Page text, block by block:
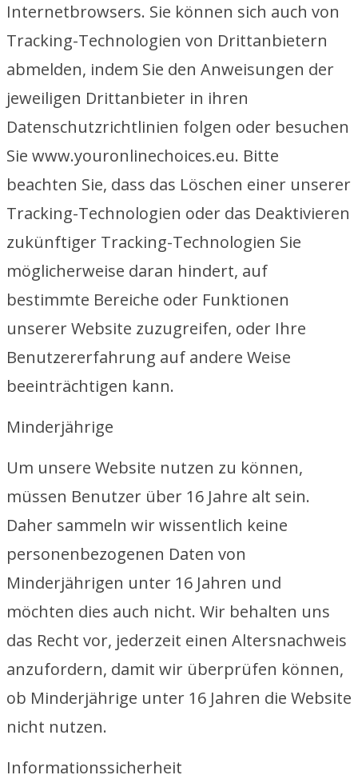
Internetbrowsers. Sie können sich auch von
Tracking-Technologien von Drittanbietern
abmelden, indem Sie den Anweisungen der
jeweiligen Drittanbieter in ihren
Datenschutzrichtlinien folgen oder besuchen
Sie www.youronlinechoices.eu. Bitte
beachten Sie, dass das Löschen einer unserer
Tracking-Technologien oder das Deaktivieren
zukünftiger Tracking-Technologien Sie
möglicherweise daran hindert, auf
bestimmte Bereiche oder Funktionen
unserer Website zuzugreifen, oder Ihre
Benutzererfahrung auf andere Weise
beeinträchtigen kann.
Minderjährige
Um unsere Website nutzen zu können,
müssen Benutzer über 16 Jahre alt sein.
Daher sammeln wir wissentlich keine
personenbezogenen Daten von
Minderjährigen unter 16 Jahren und
möchten dies auch nicht. Wir behalten uns
das Recht vor, jederzeit einen Altersnachweis
anzufordern, damit wir überprüfen können,
ob Minderjährige unter 16 Jahren die Website
nicht nutzen.
Informationssicherheit